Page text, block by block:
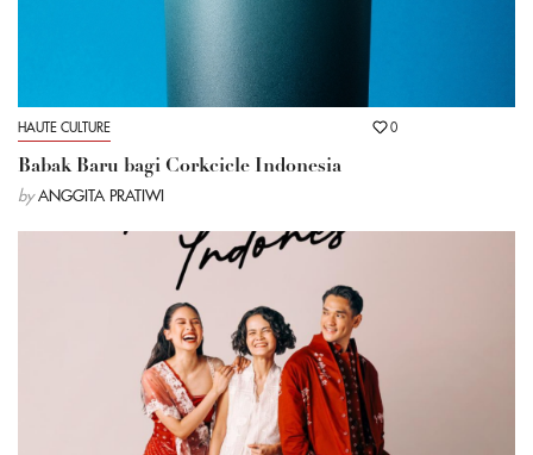
HAUTE CULTURE 0
Babak Baru bagi Corkcicle Indonesia
by ANGGITA PRATIWI